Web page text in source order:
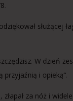
służącej
W dzień
przyjaźnią i opieką”.
złapał za nóż i